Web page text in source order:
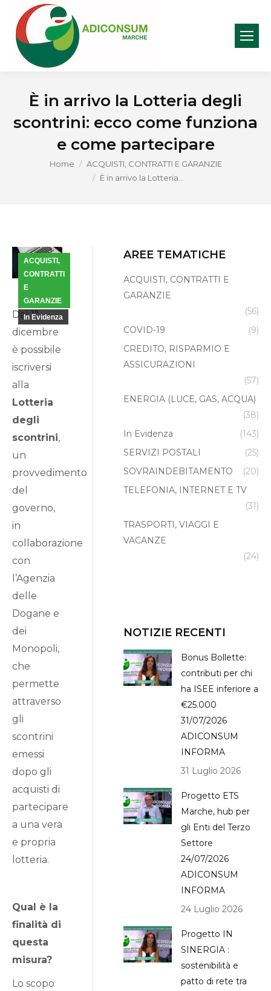
È in arrivo la Lotteria degli
scontrini: ecco come funziona
e come partecipare
You are here:
Home
ACQUISTI, CONTRATTI E GARANZIE
È in arrivo la Lotteria…
Dic
22
2020
ACQUISTI,
CONTRATTI
E
GARANZIE
In Evidenza
Dal 1°
dicembre
è possibile
iscriversi
alla
Lotteria
degli
scontrini,
un
provvedimento
del
governo,
in
collaborazione
con
l’Agenzia
delle
Dogane e
dei
Monopoli,
che
permette
attraverso
gli
scontrini
emessi
dopo gli
acquisti di
partecipare
a una vera
e propria
lotteria.
Qual è la
finalità di
questa
misura?
Lo scopo
AREE TEMATICHE
ACQUISTI, CONTRATTI E
GARANZIE
(56)
COVID-19
(9)
CREDITO, RISPARMIO E
ASSICURAZIONI
(57)
ENERGIA (LUCE, GAS, ACQUA)
(38)
In Evidenza
(143)
SERVIZI POSTALI
(25)
SOVRAINDEBITAMENTO
(20)
TELEFONIA, INTERNET E TV
(31)
TRASPORTI, VIAGGI E
VACANZE
(24)
NOTIZIE RECENTI
Bonus Bollette:
contributi per chi
ha ISEE inferiore a
€25.000
31/07/2026
ADICONSUM
INFORMA
31 Luglio 2026
Progetto ETS
Marche, hub per
gli Enti del Terzo
Settore
24/07/2026
ADICONSUM
INFORMA
24 Luglio 2026
Progetto IN
SINERGIA :
sostenibilità e
patto di rete tra